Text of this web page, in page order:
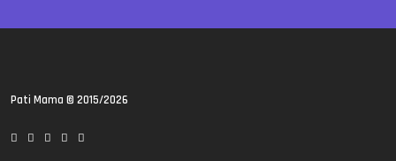
Pati Mama © 2015/2026